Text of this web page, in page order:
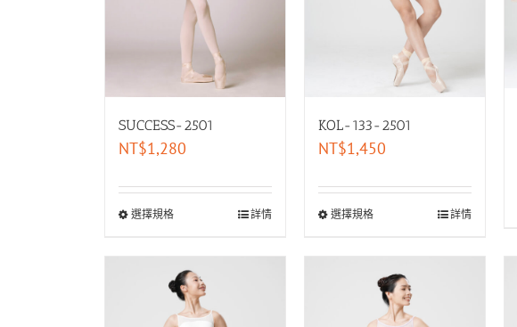
SUCCESS-2501
NT$1,280
選擇規格 詳情
KOL-133-2501
NT$1,450
選擇規格 詳情